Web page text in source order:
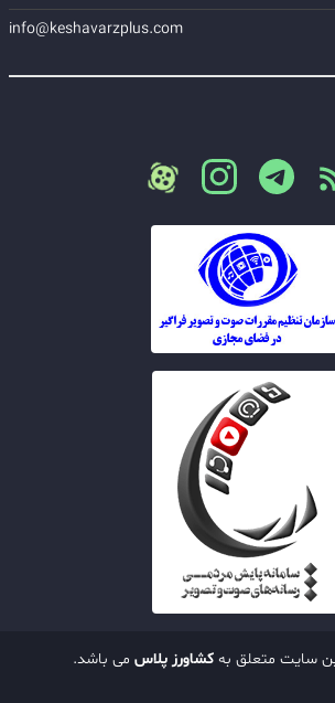
info@keshavarzplus.com
سایت متعلق بهکشاورز پلاس می باشد.